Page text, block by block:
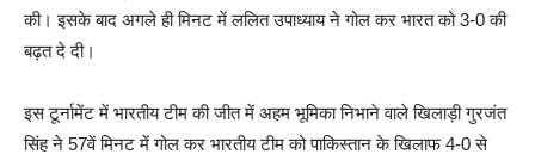
की। इसके बाद अगले ही मिनट में ललित उपाध्याय ने गोल कर भारत को 3-0 की
बढ़त दे दी।
इस टूर्नामेंट में भारतीय टीम की जीत में अहम भूमिका निभाने वाले खिलाड़ी गुरजंत
सिंह ने 57वें मिनट में गोल कर भारतीय टीम को पाकिस्तान के खिलाफ 4-0 से